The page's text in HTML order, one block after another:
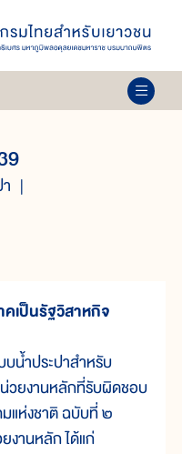
เป็นรัฐวิสาหกิจ
ำประปาสำหรับ
น่วยงานหลักที่รับผิดชอบ
แห่งชาติ ฉบับที่ ๒
านหลัก ได้แก่